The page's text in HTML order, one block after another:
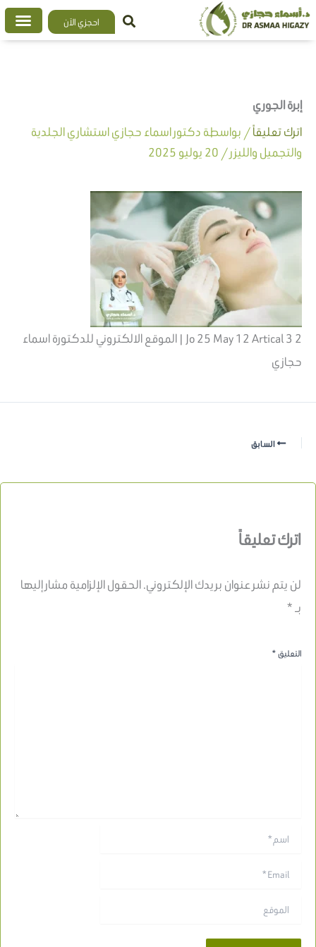
تخطي
إلى
احجزي الآن
إبرة الجوري
اترك تعليقاً/ بواسطة دكتور اسماء حجازي استشاري الجلدية
والتجميل والليزر/ 20 يوليو 2025
Jo 25 May 12 Artical 3 2 | الموقع الالكتروني للدكتورة اسماء
حجازي
السابق
اترك تعليقاً
لن يتم نشر عنوان بريدك الإلكتروني.الحقول الإلزامية مشار إليها
بـ*
التعليق*